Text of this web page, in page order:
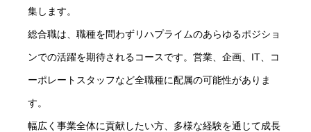
集します。
総合職は、職種を問わずリハプライムのあらゆるポジショ
ンでの活躍を期待されるコースです。営業、企画、IT、コ
ーポレートスタッフなど全職種に配属の可能性がありま
す。
幅広く事業全体に貢献したい方、多様な経験を通じて成長